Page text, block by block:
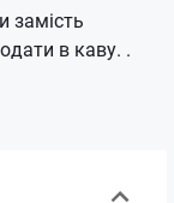
замість
в каву. .